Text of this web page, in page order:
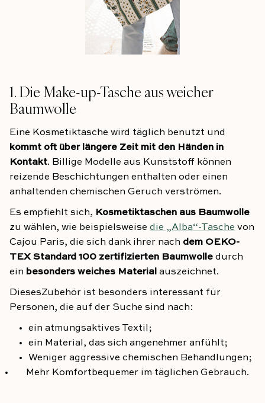
1. Die Make-up-Tasche aus weicher
Baumwolle
Eine Kosmetiktasche wird täglich benutzt und
kommt oft über längere Zeit mit den Händen in
Kontakt. Billige Modelle aus Kunststoff können
reizende Beschichtungen enthalten oder einen
anhaltenden chemischen Geruch verströmen.
Es empfiehlt sich, Kosmetiktaschen aus Baumwolle
zu wählen, wie beispielsweise die „Alba“-Tasche von
Cajou Paris, die sich dank ihrer nach dem OEKO-
TEX Standard 100 zertifizierten Baumwolle durch
ein besonders weiches Material auszeichnet.
DiesesZubehör ist besonders interessant für
Personen, die auf der Suche sind nach:
ein atmungsaktives Textil;
ein Material, das sich angenehmer anfühlt;
Weniger aggressive chemischen Behandlungen;
Mehr Komfortbequemer im täglichen Gebrauch.